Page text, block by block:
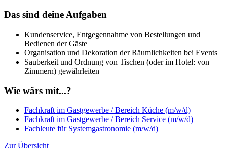
Das sind deine Aufgaben
Kundenservice, Entgegennahme von Bestellungen und
Bedienen der Gäste
Organisation und Dekoration der Räumlichkeiten bei Events
Sauberkeit und Ordnung von Tischen (oder im Hotel: von
Zimmern) gewährleiten
Wie wärs mit...?
Fachkraft im Gastgewerbe / Bereich Küche (m/w/d)
Fachkraft im Gastgewerbe / Bereich Service (m/w/d)
Fachleute für Systemgastronomie (m/w/d)
Zur Übersicht